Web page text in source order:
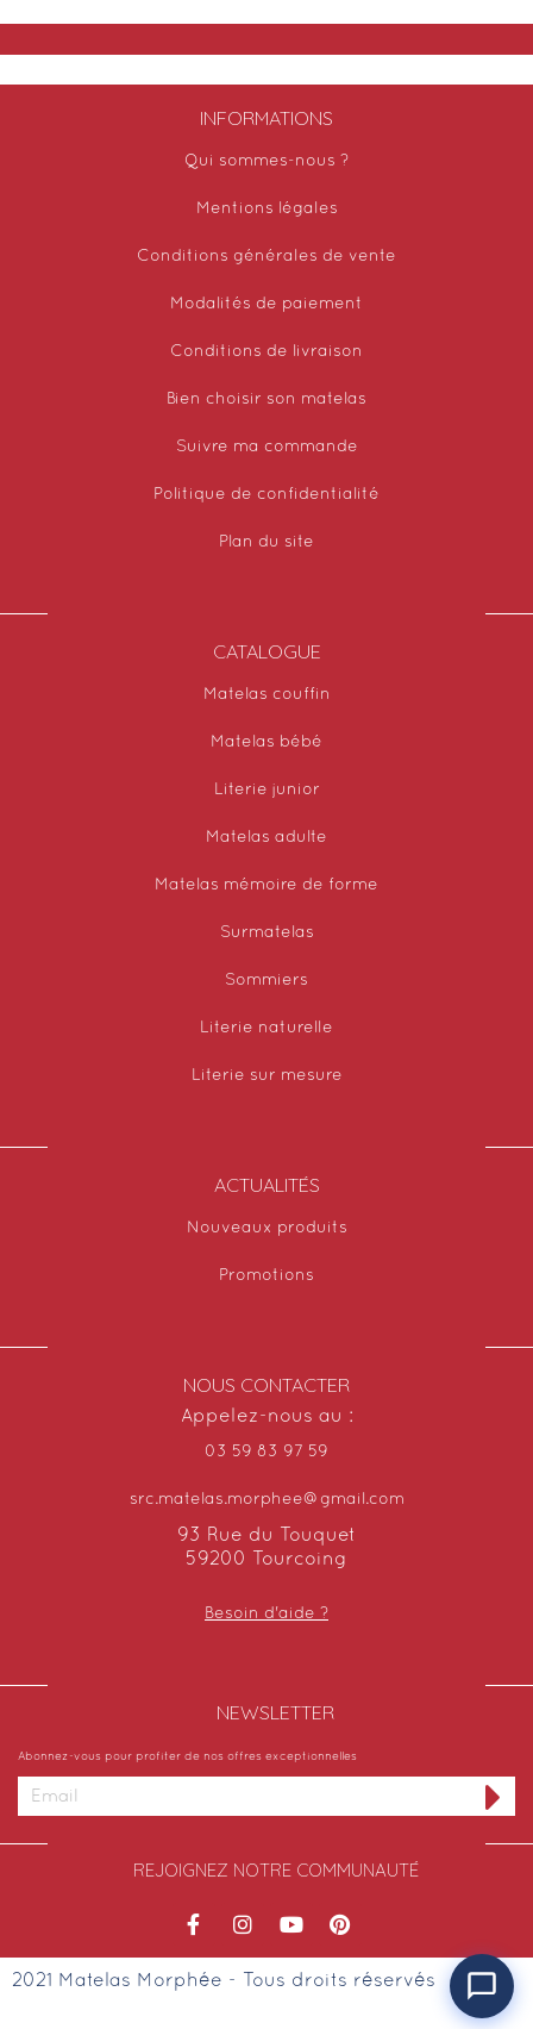
INFORMATIONS
Qui sommes-nous ?
Mentions légales
Conditions générales de vente
Modalités de paiement
Conditions de livraison
Bien choisir son matelas
Suivre ma commande
Politique de confidentialité
Plan du site
CATALOGUE
Matelas couffin
Matelas bébé
Literie junior
Matelas adulte
Matelas mémoire de forme
Surmatelas
Sommiers
Literie naturelle
Literie sur mesure
ACTUALITÉS
Nouveaux produits
Promotions
NOUS CONTACTER
Appelez-nous au :
03 59 83 97 59
src.matelas.morphee@gmail.com
93 Rue du Touquet
59200 Tourcoing
Besoin d'aide ?
NEWSLETTER​
Abonnez-vous pour profiter de nos offres exceptionnelles
REJOIGNEZ NOTRE COMMUNAUTÉ
2021 Matelas Morphée - Tous droits réservés